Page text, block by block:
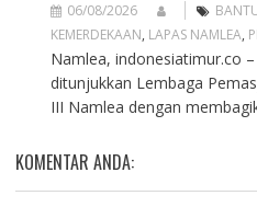
06/08/2026
KEMERDEKAAN, LAPAS NAMLEA,
Namlea, indonesiatimur.co
ditunjukkan Lembaga
III Namlea dengan
KOMENTAR ANDA: